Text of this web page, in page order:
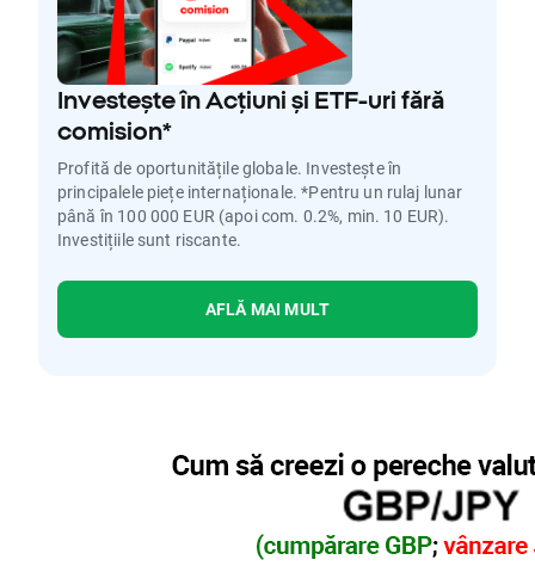
Investește în Acțiuni și ETF-uri fără
comision*
Profită de oportunitățile globale. Investește în
principalele piețe internaționale. *Pentru un rulaj lunar
până în 100 000 EUR (apoi com. 0.2%, min. 10 EUR).
Investițiile sunt riscante.
AFLĂ MAI MULT